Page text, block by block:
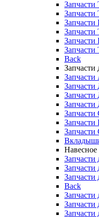
Запчасти
Запчасти
Запчасти
Запчасти
Запчасти
Back
Запчасти
Запчасти
Запчасти
Запчасти
Запчасти
Навесное
Запчасти
Запчасти
Запчасти
Back
Запчасти
Запчасти